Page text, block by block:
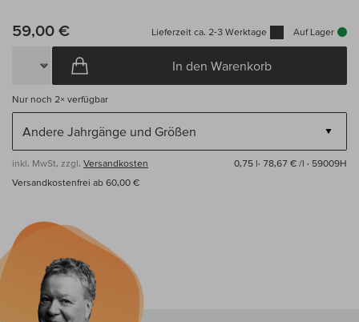
59,00 € Lieferzeit ca. 2-3 Werktage Auf Lager
In den Warenkorb
Nur noch 2× verfügbar
inkl. MwSt, zzgl. Versandkosten 0,75 l· 78,67 € /l · 59009H
Versandkostenfrei ab 60,00 €